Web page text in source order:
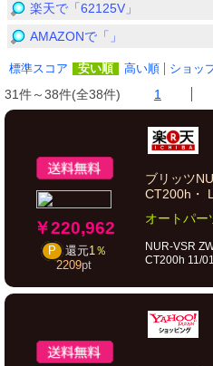
楽天で「62125V」
AMAZONで「」
標準スコア 安い順 高い順 ショッ
31件～38件(全38件) 1
￥220,962
P 還元1％
2209pt
ブリッツ
CT200h・
オートパー
NUR-VSR
CT200h 11/